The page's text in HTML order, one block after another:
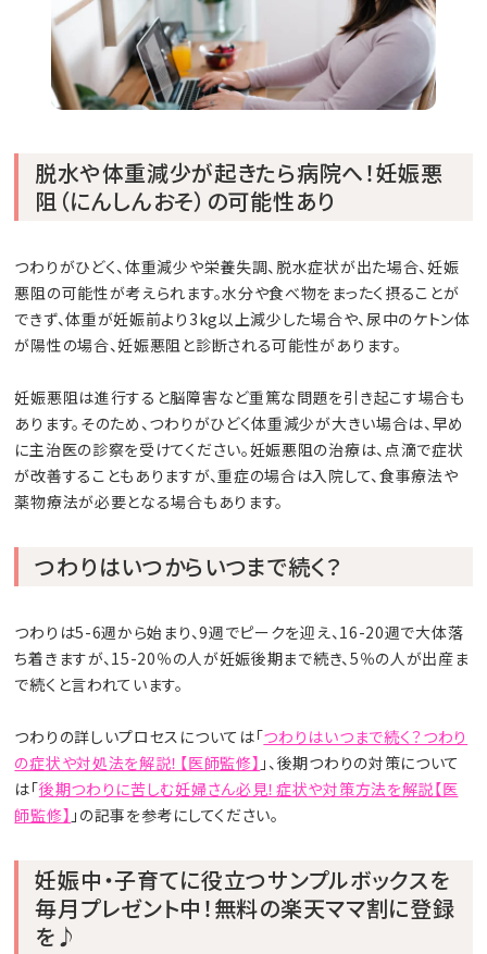
脱水や体重減少が起きたら病院へ！妊娠悪
阻（にんしんおそ）の可能性あり
つわりがひどく、体重減少や栄養失調、脱水症状が出た場合、妊娠
悪阻の可能性が考えられます。水分や食べ物をまったく摂ることが
できず、体重が妊娠前より3kg以上減少した場合や、尿中のケトン体
が陽性の場合、妊娠悪阻と診断される可能性があります。
妊娠悪阻は進行すると脳障害など重篤な問題を引き起こす場合も
あります。そのため、つわりがひどく体重減少が大きい場合は、早め
に主治医の診察を受けてください。妊娠悪阻の治療は、点滴で症状
が改善することもありますが、重症の場合は入院して、食事療法や
薬物療法が必要となる場合もあります。
つわりはいつからいつまで続く？
つわりは5-6週から始まり、9週でピークを迎え、16-20週で大体落
ち着きますが、15-20％の人が妊娠後期まで続き、5％の人が出産ま
で続くと言われています。
つわりの詳しいプロセスについては「つわりはいつまで続く？つわり
の症状や対処法を解説！【医師監修】 」、後期つわりの対策について
は「後期つわりに苦しむ妊婦さん必見！症状や対策方法を解説【医
師監修】 」の記事を参考にしてください。
妊娠中・子育てに役立つサンプルボックスを
毎月プレゼント中！無料の楽天ママ割に登録
を♪